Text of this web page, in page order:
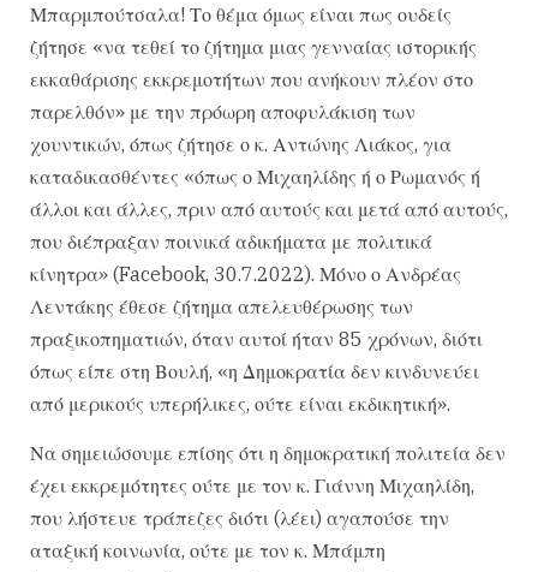
Μπαρμπούτσαλα! Το θέμα όμως είναι πως ουδείς
ζήτησε «να τεθεί το ζήτημα μιας γενναίας ιστορικής
εκκαθάρισης εκκρεμοτήτων που ανήκουν πλέον στο
παρελθόν» με την πρόωρη αποφυλάκιση των
χουντικών, όπως ζήτησε ο κ. Αντώνης Λιάκος, για
καταδικασθέντες «όπως ο Μιχαηλίδης ή ο Ρωμανός ή
άλλοι και άλλες, πριν από αυτούς και μετά από αυτούς,
που διέπραξαν ποινικά αδικήματα με πολιτικά
κίνητρα» (Facebook, 30.7.2022). Μόνο ο Ανδρέας
Λεντάκης έθεσε ζήτημα απελευθέρωσης των
πραξικοπηματιών, όταν αυτοί ήταν 85 χρόνων, διότι
όπως είπε στη Βουλή, «η Δημοκρατία δεν κινδυνεύει
από μερικούς υπερήλικες, ούτε είναι εκδικητική».
Να σημειώσουμε επίσης ότι η δημοκρατική πολιτεία δεν
έχει εκκρεμότητες ούτε με τον κ. Γιάννη Μιχαηλίδη,
που λήστευε τράπεζες διότι (λέει) αγαπούσε την
αταξική κοινωνία, ούτε με τον κ. Μπάμπη